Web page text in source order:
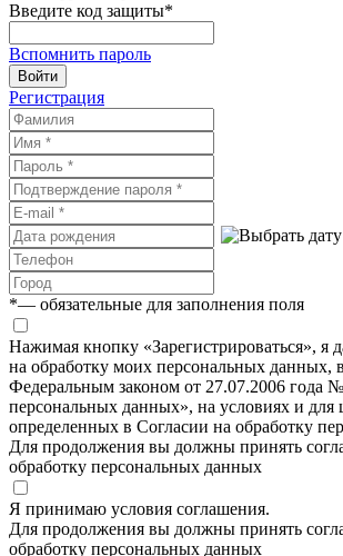
Введите код защиты*
Вспомнить пароль
Войти
Регистрация
*— обязательные для заполнения поля
Нажимая кнопку «Зарегистрироваться», я
на обработку моих персональных данных,
Федеральным законом от 27.07.2006 года
персональных данных», на условиях и для
определенных в Согласии на обработку
Для продолжения вы должны принять
обработку персональных данных
Я принимаю условия соглашения.
Для продолжения вы должны принять
обработку персональных данных